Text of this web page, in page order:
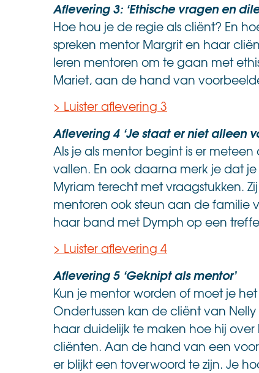
Aflevering 3: ‘Ethische vragen en
Hoe hou je de regie als cliënt? En
spreken mentor Margrit en haar
leren mentoren om te gaan met
Mariet, aan de hand van
> Luister aflevering 3
Aflevering 4 ‘Je staat er niet alleen
Als je als mentor begint is er
vallen. En ook daarna merk je dat
Myriam terecht met vraagstukken.
mentoren ook steun aan de familie
haar band met Dymph op een
> Luister aflevering 4
Aflevering 5 ‘Geknipt als mentor’
Kun je mentor worden of moet je
Ondertussen kan de cliënt van
haar duidelijk te maken hoe hij
cliënten. Aan de hand van een
er blijkt een toverwoord te zijn. Je